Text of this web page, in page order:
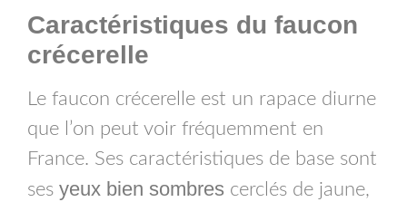
Caractéristiques du faucon
crécerelle
Le faucon crécerelle est un rapace diurne
que l’on peut voir fréquemment en
France. Ses caractéristiques de base sont
ses yeux bien sombres cerclés de jaune,